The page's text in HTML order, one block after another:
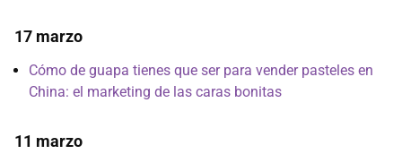
17 marzo
Cómo de guapa tienes que ser para vender pasteles en
China: el marketing de las caras bonitas
11 marzo